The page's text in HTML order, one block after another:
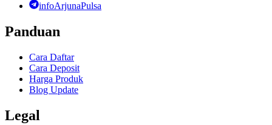
infoArjunaPulsa
Panduan
Cara Daftar
Cara Deposit
Harga Produk
Blog Update
Legal